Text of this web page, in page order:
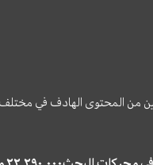
من المحتوى الهادف في